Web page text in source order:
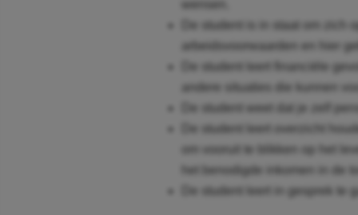
wensen.
De student is in staat om zich
arbeidsvoorwaarden en hier
De student leert financiële
andere situaties die kunnen
De student weet dat je zelf
De student leert overzicht
om vooruit te blikken op het
het benodigde inkomen in de
De student leert in gesprek te